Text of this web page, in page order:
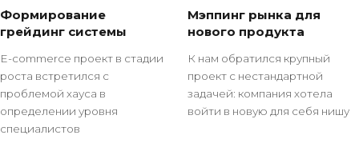
Формирование
грейдинг системы
E-commerce проект в стадии
роста встретился с
проблемой хауса в
определении уровня
специалистов
Мэппинг рынка для
нового продукта
К нам обратился крупный
проект с нестандартной
задачей: компания хотела
войти в новую для себя нишу